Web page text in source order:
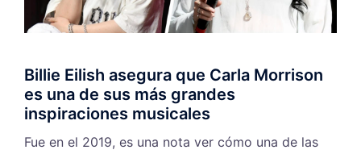
Billie Eilish asegura que Carla Morrison
es una de sus más grandes
inspiraciones musicales
Fue en el 2019, es una nota ver cómo una de las